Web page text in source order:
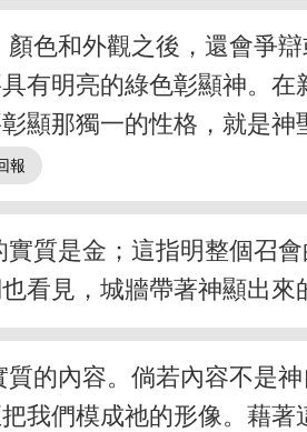
色和外觀之後，還會爭
有明亮的綠色彰顯神。
顯那獨一的性格，就是
質是金；這指明整個召
看見，城牆帶著神顯出
的內容。倘若內容不是
我們模成祂的形像。藉